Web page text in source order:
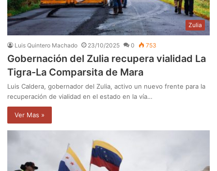
Zulia
Luis Quintero Machado 23/10/2025 0 753
Gobernación del Zulia recupera vialidad La
Tigra-La Comparsita de Mara
Luis Caldera, gobernador del Zulia, activo un nuevo frente para la
recuperación de vialidad en el estado en la vía…
Ver Mas »